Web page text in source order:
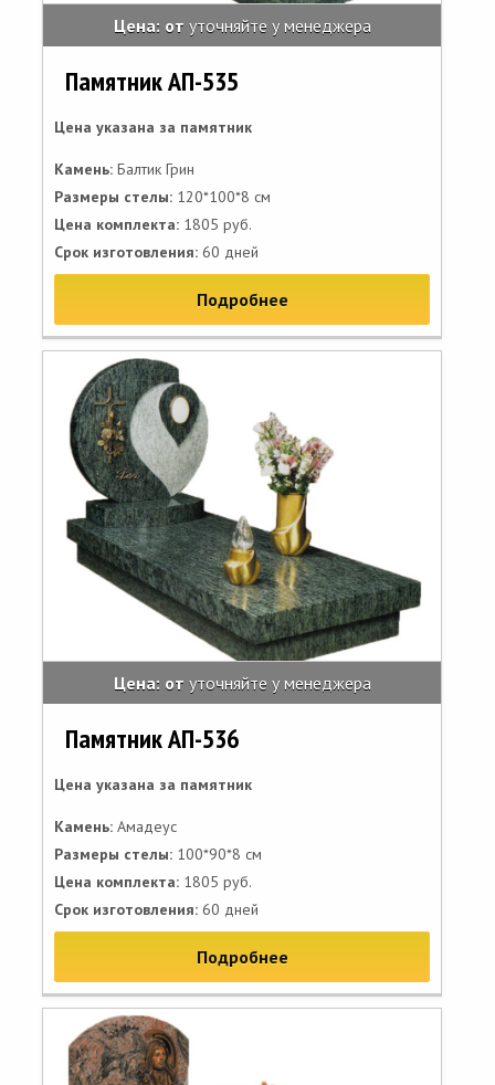
Цена: от уточняйте у менеджера
Памятник АП-535
Цена указана за памятник
Камень: Балтик Грин
Размеры стелы: 120*100*8 см
Цена комплекта: 1805 руб.
Срок изготовления: 60 дней
Подробнее
Цена: от уточняйте у менеджера
Памятник АП-536
Цена указана за памятник
Камень: Амадеус
Размеры стелы: 100*90*8 см
Цена комплекта: 1805 руб.
Срок изготовления: 60 дней
Подробнее